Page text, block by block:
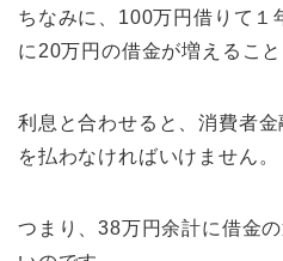
ちなみに、100万円借りて１
に20万円の借金が増えること
利息と合わせると、消費者
を払わなければいけません。
つまり、38万円余計に借金